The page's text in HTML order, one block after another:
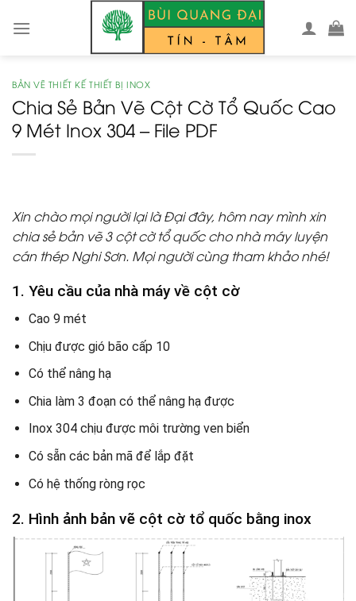
BẢN VẼ THIẾT KẾ THIẾT BỊ INOX
Chia Sẻ Bản Vẽ Cột Cờ Tổ Quốc Cao
9 Mét Inox 304 – File PDF
Xin chào mọi người lại là Đại đây, hôm nay mình xin
chia sẻ bản vẽ 3 cột cờ tổ quốc cho nhà máy luyện
cán thép Nghi Sơn. Mọi người cùng tham khảo nhé!
1. Yêu cầu của nhà máy về cột cờ
Cao 9 mét
Chịu được gió bão cấp 10
Có thể nâng hạ
Chia làm 3 đoạn có thể nâng hạ được
Inox 304 chịu được môi trường ven biển
Có sẵn các bản mã để lắp đặt
Có hệ thống ròng rọc
2. Hình ảnh bản vẽ cột cờ tổ quốc bằng inox